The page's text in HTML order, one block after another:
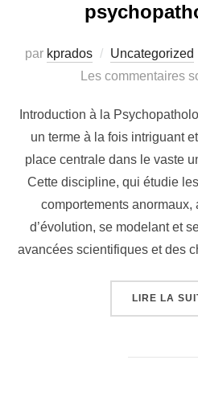
par kprados Uncategorized
Les commentaires
Introduction à la
un terme à la fois intriguant
place centrale dans le vaste
Cette discipline, qui étudie
comportements anormaux,
d’évolution, se modelant et
avancées scientifiques et des
LIRE LA